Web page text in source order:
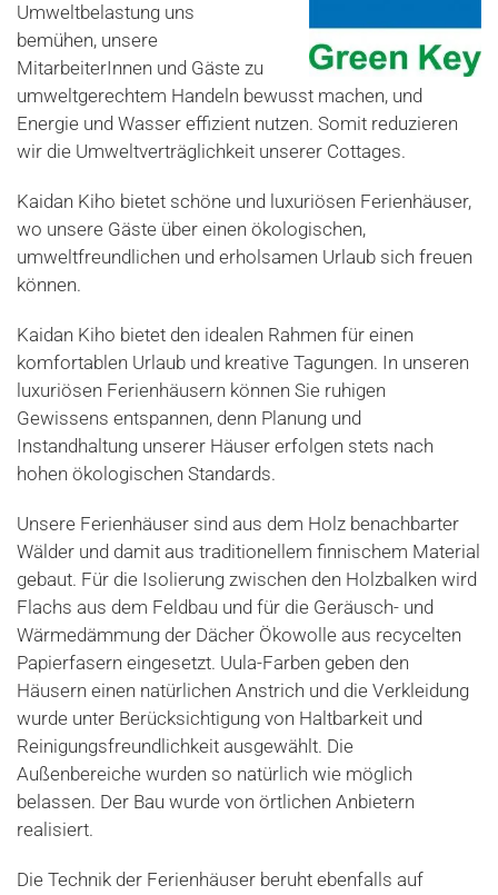
Umweltbelastung uns
bemühen, unsere
MitarbeiterInnen und Gäste zu
umweltgerechtem Handeln bewusst machen, und
Energie und Wasser effizient nutzen. Somit reduzieren
wir die Umweltverträglichkeit unserer Cottages.
Kaidan Kiho bietet schöne und luxuriösen Ferienhäuser,
wo unsere Gäste über einen ökologischen,
umweltfreundlichen und erholsamen Urlaub sich freuen
können.
Kaidan Kiho bietet den idealen Rahmen für einen
komfortablen Urlaub und kreative Tagungen. In unseren
luxuriösen Ferienhäusern können Sie ruhigen
Gewissens entspannen, denn Planung und
Instandhaltung unserer Häuser erfolgen stets nach
hohen ökologischen Standards.
Unsere Ferienhäuser sind aus dem Holz benachbarter
Wälder und damit aus traditionellem finnischem Material
gebaut. Für die Isolierung zwischen den Holzbalken wird
Flachs aus dem Feldbau und für die Geräusch- und
Wärmedämmung der Dächer Ökowolle aus recycelten
Papierfasern eingesetzt. Uula-Farben geben den
Häusern einen natürlichen Anstrich und die Verkleidung
wurde unter Berücksichtigung von Haltbarkeit und
Reinigungsfreundlichkeit ausgewählt. Die
Außenbereiche wurden so natürlich wie möglich
belassen. Der Bau wurde von örtlichen Anbietern
realisiert.
Die Technik der Ferienhäuser beruht ebenfalls auf